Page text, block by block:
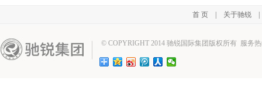
首 页| 关于驰锐
© COPYRIGHT 2014 驰锐国际集团版权所有 服务